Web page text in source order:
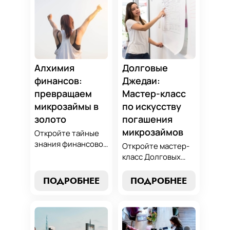
Алхимия
финансов:
превращаем
микрозаймы в
золото
Откройте тайные
знания финансовой
превращать
обязательства по
золотые
возможности.
ПОДРОБНЕЕ
Долговые
Джедаи:
Мастер-класс
по искусству
погашения
микрозаймов
Откройте мастер-
класс Долговых
погашению
финансового
равновесия.
ПОДРОБНЕЕ